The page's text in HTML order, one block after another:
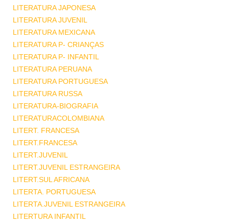
LITERATURA JAPONESA
LITERATURA JUVENIL
LITERATURA MEXICANA
LITERATURA P- CRIANÇAS
LITERATURA P- INFANTIL
LITERATURA PERUANA
LITERATURA PORTUGUESA
LITERATURA RUSSA
LITERATURA-BIOGRAFIA
LITERATURACOLOMBIANA
LITERT. FRANCESA
LITERT.FRANCESA
LITERT.JUVENIL
LITERT.JUVENIL ESTRANGEIRA
LITERT.SUL AFRICANA
LITERTA. PORTUGUESA
LITERTA.JUVENIL ESTRANGEIRA
LITERTURA INFANTIL